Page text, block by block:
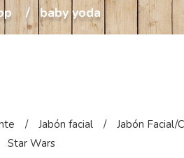
baby yoda
/ Jabón facial /
Jabón Facial/
Star Wars